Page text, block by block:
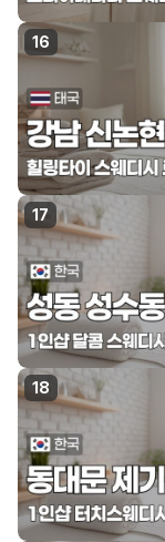
16
17
18